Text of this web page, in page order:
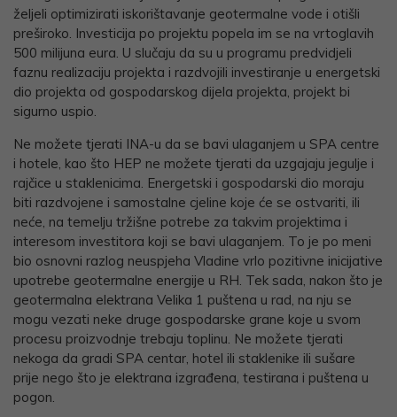
željeli optimizirati iskorištavanje geotermalne vode i otišli
preširoko. Investicija po projektu popela im se na vrtoglavih
500 milijuna eura. U slučaju da su u programu predvidjeli
faznu realizaciju projekta i razdvojili investiranje u energetski
dio projekta od gospodarskog dijela projekta, projekt bi
sigurno uspio.
Ne možete tjerati INA-u da se bavi ulaganjem u SPA centre
i hotele, kao što HEP ne možete tjerati da uzgajaju jegulje i
rajčice u staklenicima. Energetski i gospodarski dio moraju
biti razdvojene i samostalne cjeline koje će se ostvariti, ili
neće, na temelju tržišne potrebe za takvim projektima i
interesom investitora koji se bavi ulaganjem. To je po meni
bio osnovni razlog neuspjeha Vladine vrlo pozitivne inicijative
upotrebe geotermalne energije u RH. Tek sada, nakon što je
geotermalna elektrana Velika 1 puštena u rad, na nju se
mogu vezati neke druge gospodarske grane koje u svom
procesu proizvodnje trebaju toplinu. Ne možete tjerati
nekoga da gradi SPA centar, hotel ili staklenike ili sušare
prije nego što je elektrana izgrađena, testirana i puštena u
pogon.